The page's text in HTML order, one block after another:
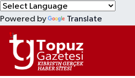
Powered by Translate
KIBRIS
DÜNYA
Lefkoşa Nöbetçi Eczaneler
Lefkoşa Hava Durumu